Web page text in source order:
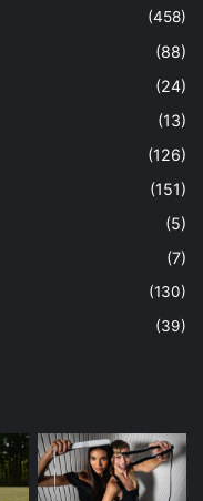
(458)
(88)
(24)
(13)
(126)
(151)
(5)
(7)
(130)
(39)